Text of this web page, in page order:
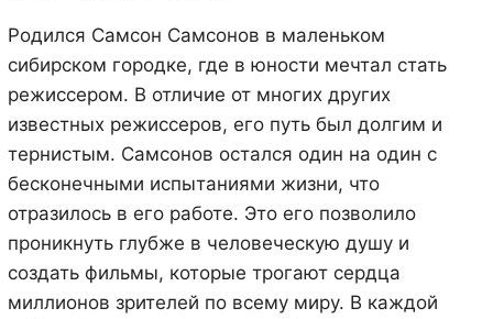
Родился Самсон Самсонов в маленьком
сибирском городке, где в юности мечтал стать
режиссером. В отличие от многих других
известных режиссеров, его путь был долгим и
тернистым. Самсонов остался один на один с
бесконечными испытаниями жизни, что
отразилось в его работе. Это его позволило
проникнуть глубже в человеческую душу и
создать фильмы, которые трогают сердца
миллионов зрителей по всему миру. В каждой